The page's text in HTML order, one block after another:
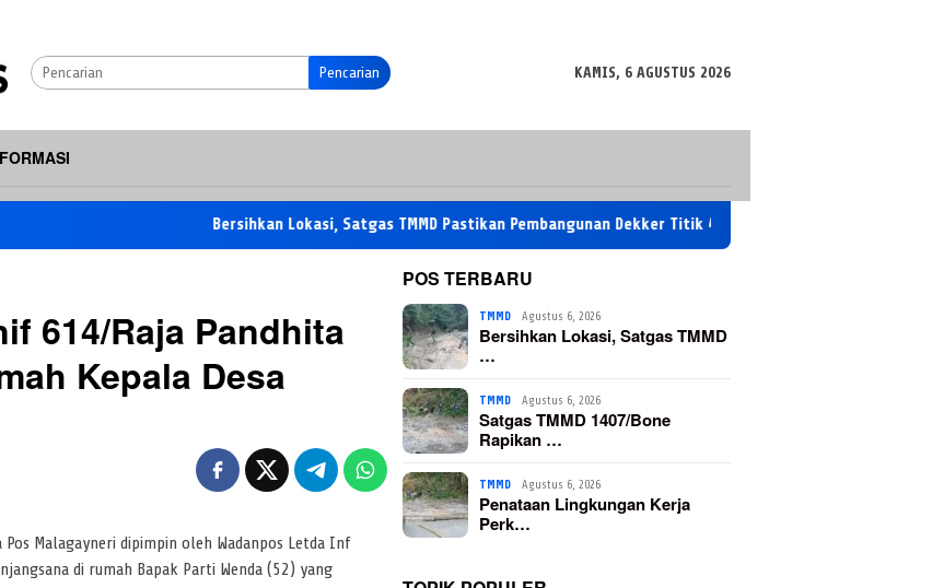
Pencarian
KAMIS, 6 AGUSTUS 2026
Bersihkan Lokasi, Satgas TMMD Pastikan Pembangunan Dekker Titik 4 Terorganisir
614/Raja Pandhita
Kepala Desa
Malagayneri dipimpin oleh Wadanpos Letda Inf
di rumah Bapak Parti Wenda (52) yang
POS TERBARU
TMMD Agustus 6, 2026
Bersihkan Lokasi, Satgas TMMD
…
TMMD Agustus 6, 2026
Satgas TMMD 1407/Bone
Rapikan …
TMMD Agustus 6, 2026
Penataan Lingkungan Kerja
Perk…